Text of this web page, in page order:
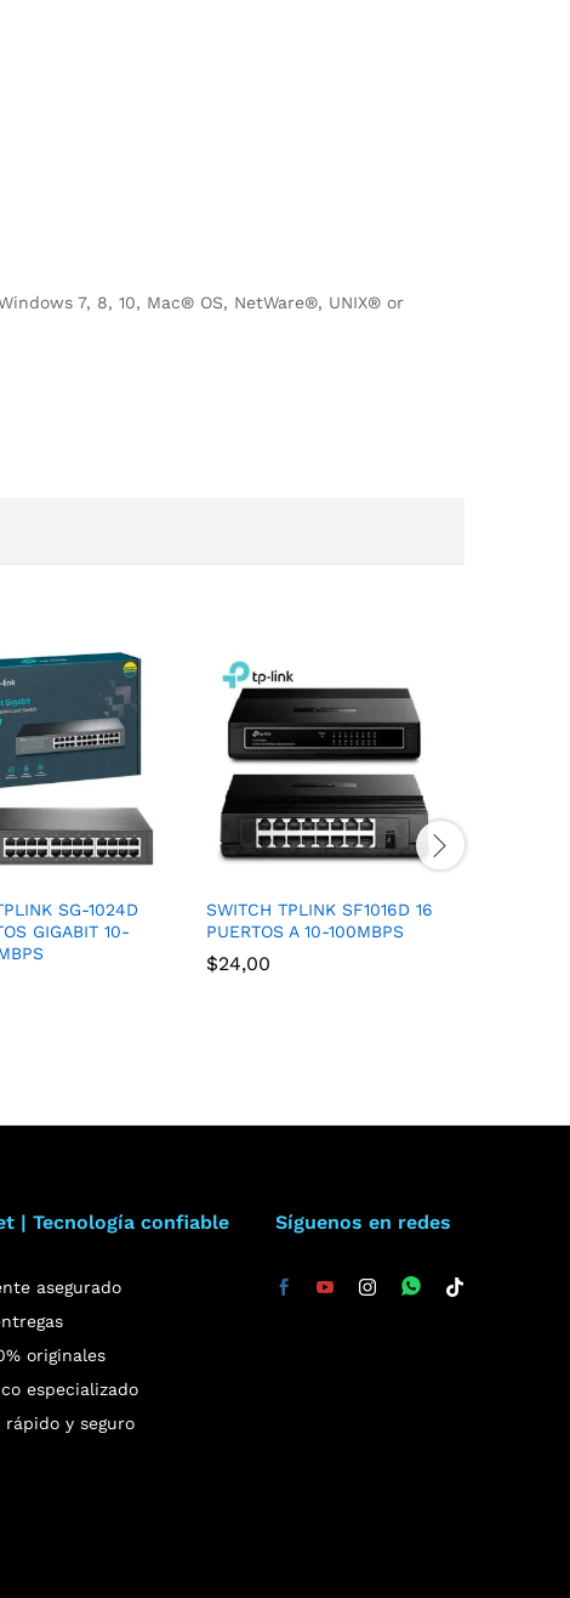
7, 8, 10, Mac® OS, NetWare®, UNIX® or
SG-1024D
GIGABIT 10-
SWITCH TPLINK SF1016D 16
PUERTOS A 10-100MBPS
$24,00
| Tecnología confiable
asegurado
originales
especializado
y seguro
Síguenos en redes